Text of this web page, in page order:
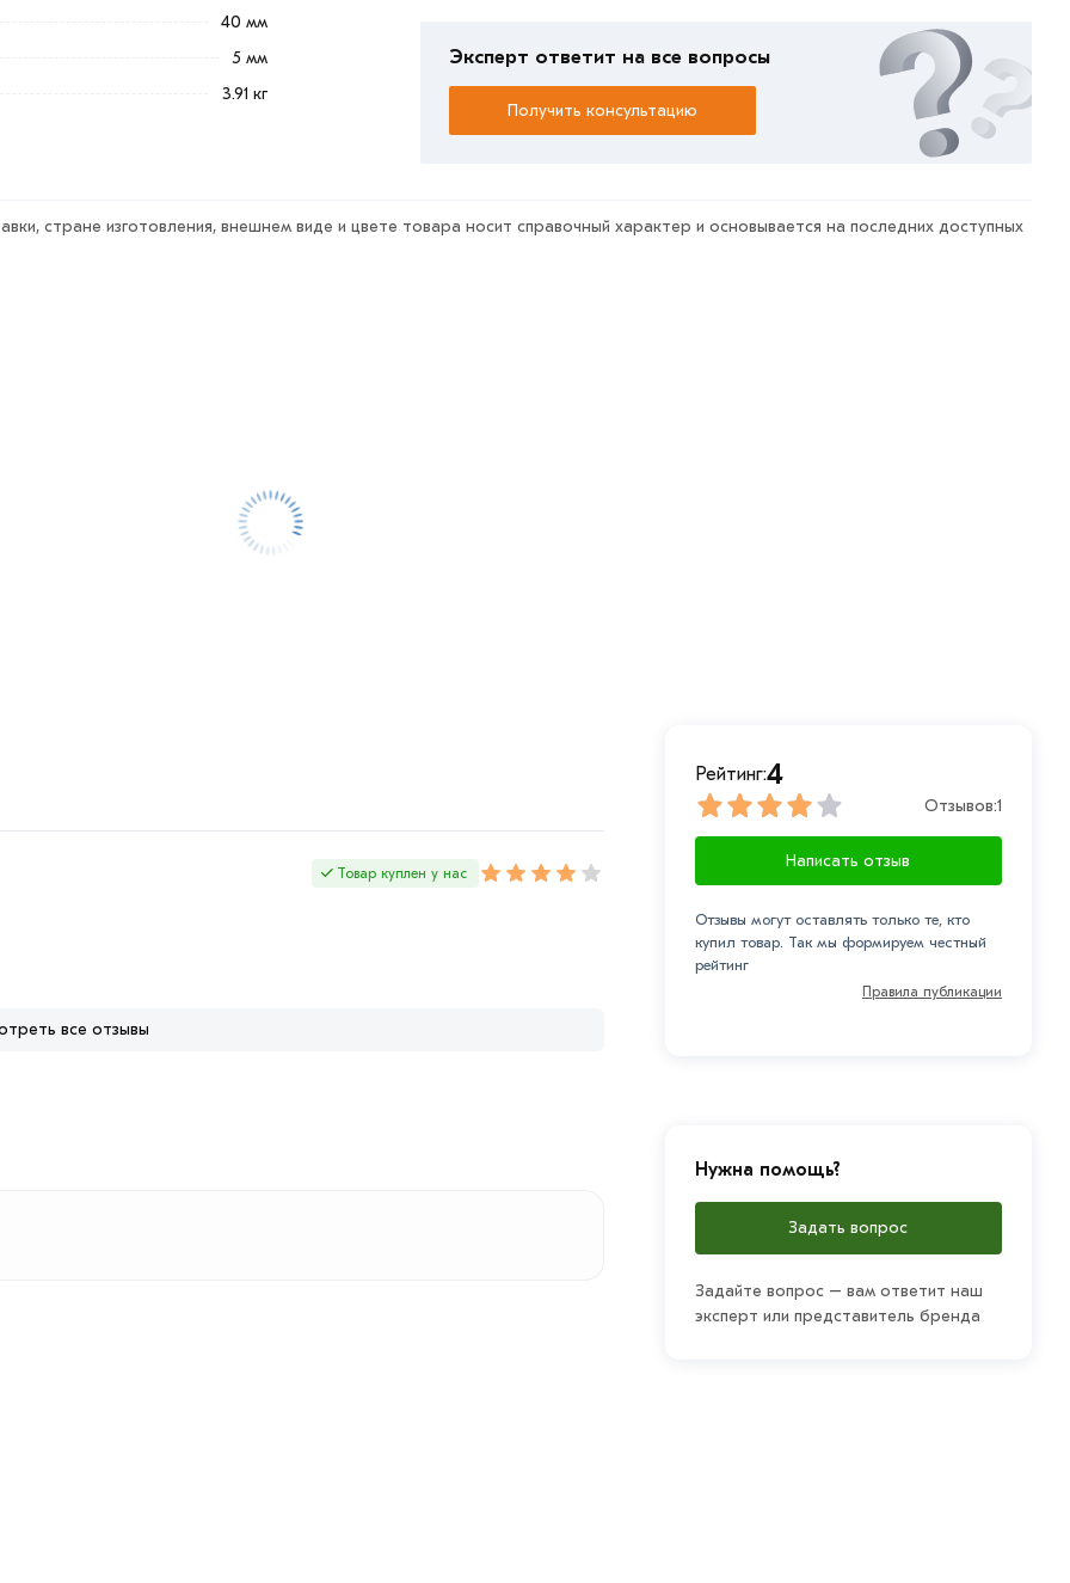
40 мм
5 мм
3.91 кг
Эксперт ответит на все вопросы
Получить консультацию
стране изготовления, внешнем виде и цвете товара носит справочный характер и основывается на последних доступных
Товар куплен у нас
все отзывы
Рейтинг:4
Отзывов:1
Написать отзыв
Отзывы могут оставлять только те, кто
купил товар. Так мы формируем честный
рейтинг
Правила публикации
Нужна помощь?
Задать вопрос
Задайте вопрос – вам ответит наш
эксперт или представитель бренда